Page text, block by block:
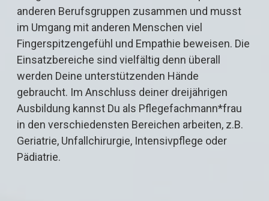
anderen Berufsgruppen zusammen und musst
im Umgang mit anderen Menschen viel
Fingerspitzengefühl und Empathie beweisen. Die
Einsatzbereiche sind vielfältig denn überall
werden Deine unterstützenden Hände
gebraucht. Im Anschluss deiner dreijährigen
Ausbildung kannst Du als Pflegefachmann*frau
in den verschiedensten Bereichen arbeiten, z.B.
Geriatrie, Unfallchirurgie, Intensivpflege oder
Pädiatrie.